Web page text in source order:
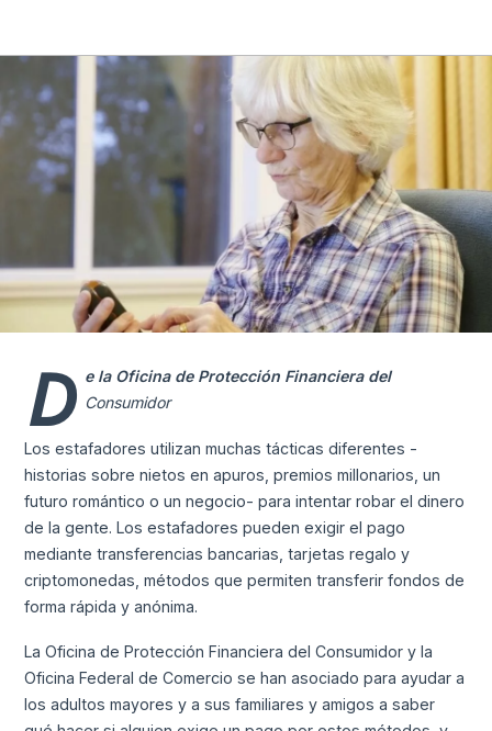
D e la Oficina de Protección Financiera del
Consumidor
Los estafadores utilizan muchas tácticas diferentes -
historias sobre nietos en apuros, premios millonarios, un
futuro romántico o un negocio- para intentar robar el dinero
de la gente. Los estafadores pueden exigir el pago
mediante transferencias bancarias, tarjetas regalo y
criptomonedas, métodos que permiten transferir fondos de
forma rápida y anónima.
La Oficina de Protección Financiera del Consumidor y la
Oficina Federal de Comercio se han asociado para ayudar a
los adultos mayores y a sus familiares y amigos a saber